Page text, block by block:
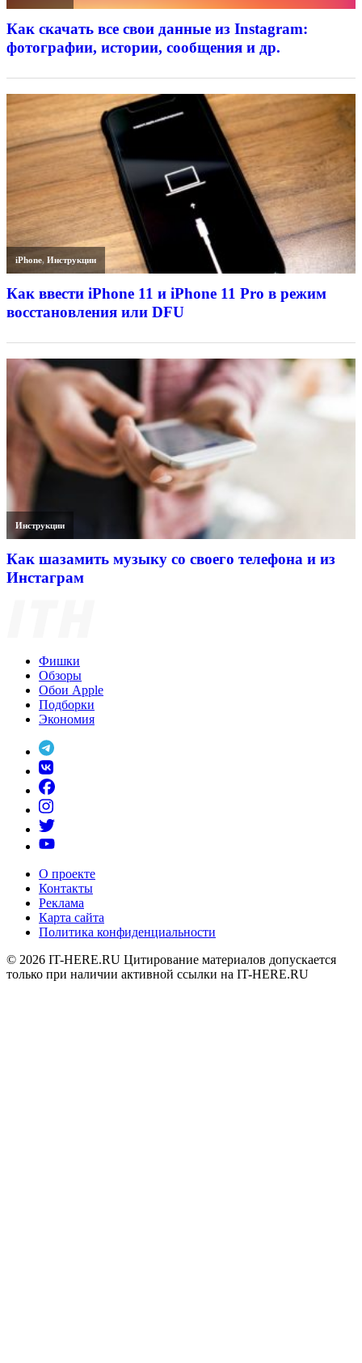
Как скачать все свои данные из Instagram:
фотографии, истории, сообщения и др.
iPhone,Инструкции
Как ввести iPhone 11 и iPhone 11 Pro в режим
восстановления или DFU
Инструкции
Как шазамить музыку со своего телефона и из
Инстаграм
Фишки
Обзоры
Обои Apple
Подборки
Экономия
О проекте
Контакты
Реклама
Карта сайта
Политика конфиденциальности
© 2026 IT-HERE.RU Цитирование материалов допускается
только при наличии активной ссылки на IT-HERE.RU